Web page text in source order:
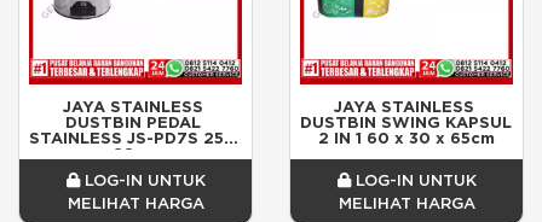
JAYA STAINLESS
DUSTBIN PEDAL
STAINLESS JS-PD7S 25 x
28cm
LOG-IN UNTUK
MELIHAT HARGA
JAYA STAINLESS
DUSTBIN SWING KAPSUL
2 IN 1 60 x 30 x 65cm
LOG-IN UNTUK
MELIHAT HARGA